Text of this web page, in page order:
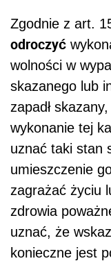
Zgodnie z art.
odroczyć
wolności w
skazanego lub
zapadł
wykonanie tej
uznać taki stan
umieszczenie
zagrażać życiu
zdrowia
uznać, że
konieczne jest